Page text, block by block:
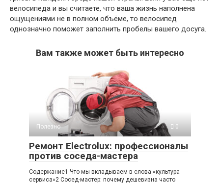
велосипеда и вы считаете, что ваша жизнь наполнена
ощущениями не в полном объёме, то велосипед
однозначно поможет заполнить пробелы вашего досуга.
Вам также может быть интересно
Полезно 0
Ремонт Electrolux: профессионалы
против соседа-мастера
Содержание1 Что мы вкладываем в слова «культура
сервиса»2 Сосед-мастер: почему дешевизна часто